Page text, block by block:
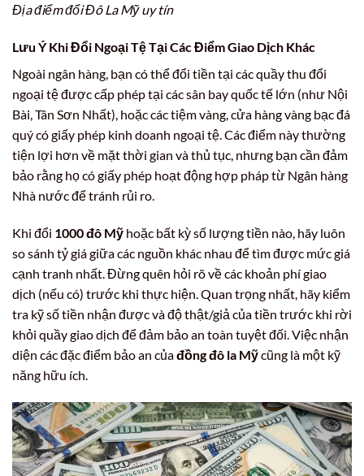
Địa điểm đổi Đô La Mỹ uy tín
Lưu Ý Khi Đổi Ngoại Tệ Tại Các Điểm Giao Dịch Khác
Ngoài ngân hàng, bạn có thể đổi tiền tại các quầy thu đổi
ngoại tệ được cấp phép tại các sân bay quốc tế lớn (như Nội
Bài, Tân Sơn Nhất), hoặc các tiệm vàng, cửa hàng vàng bạc đá
quý có giấy phép kinh doanh ngoại tệ. Các điểm này thường
tiện lợi hơn về mặt thời gian và thủ tục, nhưng bạn cần đảm
bảo rằng họ có giấy phép hoạt động hợp pháp từ Ngân hàng
Nhà nước để tránh rủi ro.
Khi đổi 1000 đô Mỹ hoặc bất kỳ số lượng tiền nào, hãy luôn
so sánh tỷ giá giữa các nguồn khác nhau để tìm được mức giá
cạnh tranh nhất. Đừng quên hỏi rõ về các khoản phí giao
dịch (nếu có) trước khi thực hiện. Quan trọng nhất, hãy kiểm
tra kỹ số tiền nhận được và độ thật/giả của tiền trước khi rời
khỏi quầy giao dịch để đảm bảo an toàn tuyệt đối. Việc nhận
diện các đặc điểm bảo an củađồng đô la Mỹcũng là một kỹ
năng hữu ích.